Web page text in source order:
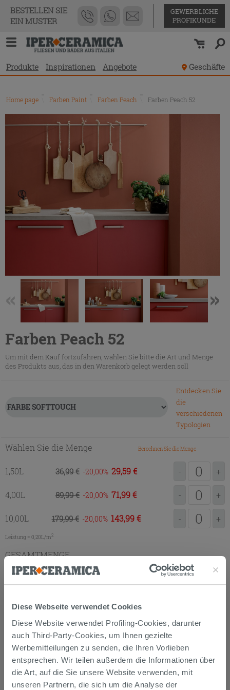
Diese Webseite verwendet Cookies
Diese Website verwendet Profiling-Cookies, darunter
auch Third-Party-Cookies, um Ihnen gezielte
Werbemitteilungen zu senden, die Ihren Vorlieben
entsprechen. Wir teilen außerdem die Informationen über
die Art, auf die Sie unsere Website verwenden, mit
unseren Partnern, die sich um die Analyse der
BESTELLEN SIE
EIN MUSTER
GEWERBLICHE
PROFIKUNDE
Produkte Inspirationen Angebote Geschäfte
Home page Farben Paint Farben Peach Farben Peach 52
Farben Peach 52
Um mit dem Kauf fortzufahren, wählen Sie bitte die Art und Menge
des Produkts aus, das in den Warenkorb gelegt werden soll
Entdecken Sie
die
verschiedenen
Typologien
Wählen Sie die Menge Berechnen Sie die Menge
1,50L 36,99 € -20,00 29,59 € - +
4,00L 89,99 € -20,00 71,99 € - +
10,00L 179,99 € -20,00 143,99 € - +
Leistung = 0,20L/m2
GESAMTMENGE
ZUM EINKAUFSKORB
Paint SoftTouch
DatenblattPaint UltraMatt
DatenblattSmalto Universal